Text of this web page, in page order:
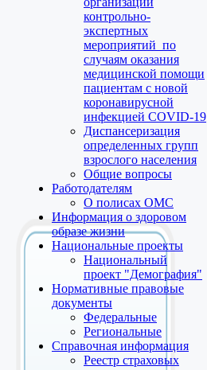
контрольно-
экспертных
мероприятий по
случаям оказания
медицинской помощи
пациентам с новой
коронавирусной
инфекцией COVID-19
Диспансеризация
определенных групп
взрослого населения
Общие вопросы
Работодателям
О полисах ОМС
Информация о здоровом
образе жизни
Национальные проекты
Национальный
проект "Демография"
Нормативные правовые
документы
Федеральные
Региональные
Справочная информация
Реестр страховых